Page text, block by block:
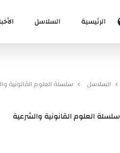
الرئيسية السلاسل
السلاسل سلسلة العلوم القانونية
سلسلة العلوم القانونية والشرعية